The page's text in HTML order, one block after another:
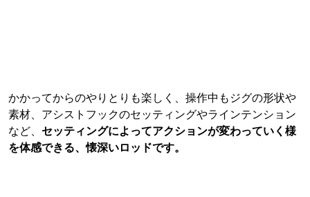
かかってからのやりとりも楽しく、操作中もジグの形状や
素材、アシストフックのセッティングやラインテンション
など、 セッティングによってアクションが変わっていく様
を体感できる、懐深いロッドです。